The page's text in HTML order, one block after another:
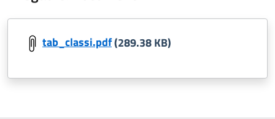
tab_classi.pdf(289.38 KB)